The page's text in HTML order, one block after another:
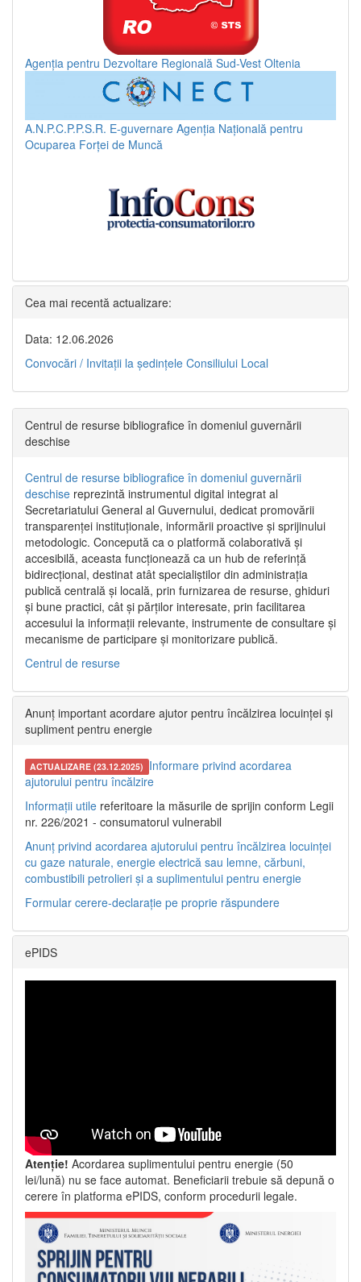
Agenția pentru Dezvoltare Regională Sud-Vest Oltenia
A.N.P.C.P.P.S.R. E-guvernare Agenția Națională pentru
Ocuparea Forței de Muncă
Cea mai recentă actualizare:
Data: 12.06.2026
Convocări / Invitaţii la şedinţele Consiliului Local
Centrul de resurse bibliografice în domeniul guvernării
deschise
Centrul de resurse bibliografice în domeniul guvernării
deschise reprezintă instrumentul digital integrat al
Secretariatului General al Guvernului, dedicat promovării
transparenței instituționale, informării proactive și sprijinului
metodologic. Concepută ca o platformă colaborativă și
accesibilă, aceasta funcționează ca un hub de referință
bidirecțional, destinat atât specialiștilor din administrația
publică centrală și locală, prin furnizarea de resurse, ghiduri
și bune practici, cât și părților interesate, prin facilitarea
accesului la informații relevante, instrumente de consultare și
mecanisme de participare și monitorizare publică.
Centrul de resurse
Anunț important acordare ajutor pentru încălzirea locuinței și
supliment pentru energie
ACTUALIZARE (23.12.2025) Informare privind acordarea
ajutorului pentru încălzire
Informații utile referitoare la măsurile de sprijin conform Legii
nr. 226/2021 - consumatorul vulnerabil
Anunț privind acordarea ajutorului pentru încălzirea locuinței
cu gaze naturale, energie electrică sau lemne, cărbuni,
combustibili petrolieri și a suplimentului pentru energie
Formular cerere-declarație pe proprie răspundere
ePIDS
Atenție! Acordarea suplimentului pentru energie (50
lei/lună) nu se face automat. Beneficiarii trebuie să depună o
cerere în platforma ePIDS, conform procedurii legale.